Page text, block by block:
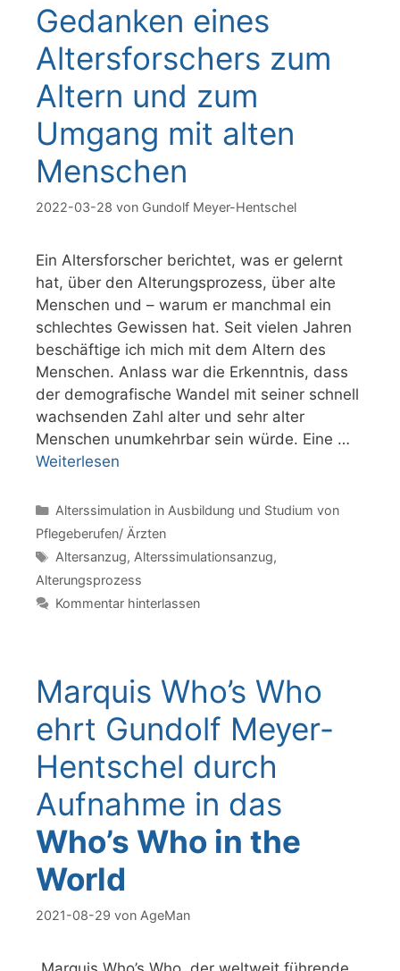
Gedanken eines
Altersforschers zum
Altern und zum
Umgang mit alten
Menschen
2022-03-28 von Gundolf Meyer-Hentschel
Ein Altersforscher berichtet, was er gelernt
hat, über den Alterungsprozess, über alte
Menschen und – warum er manchmal ein
schlechtes Gewissen hat. Seit vielen Jahren
beschäftige ich mich mit dem Altern des
Menschen. Anlass war die Erkenntnis, dass
der demografische Wandel mit seiner schnell
wachsenden Zahl alter und sehr alter
Menschen unumkehrbar sein würde. Eine …
Weiterlesen
Kategorien
Alterssimulation in Ausbildung und Studium von
Pflegeberufen/ Ärzten
Schlagwörter
Altersanzug, Alterssimulationsanzug,
Alterungsprozess
Kommentar hinterlassen
Marquis Who’s Who
ehrt Gundolf Meyer-
Hentschel durch
Aufnahme in das
Who’s Who in the
World
2021-08-29 von AgeMan